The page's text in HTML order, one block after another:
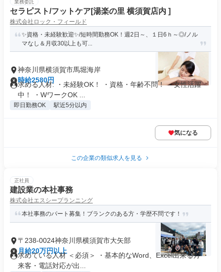
業務委託
セラピスト/フットケア[湯楽の里 横須賀店内 ]
株式会社ロック・フィールド
✨資格・未経験歓迎✨/短時間勤務OK！週2日～、１日6ｈ～◎/ノル
マなし＆月収30以上も可...
神奈川県横須賀市馬堀海岸
時給2580円
求める人材: ・未経験OK！ ・資格・年齢不問！ ・女性活躍
中！ ・WワークOK ...
即日勤務OK 駅近5分以内
気になる
この企業の類似求人を見る
正社員
建設業の本社事務
株式会社エスシープランニング
本社事務のパート募集！ブランクのある方・学歴不問です！
〒238-0024神奈川県横須賀市大矢部
月給20万円以上
求めている人材 ＜必須＞ ・基本的なWord、Excel出来る方 ・
来客・電話対応が出...